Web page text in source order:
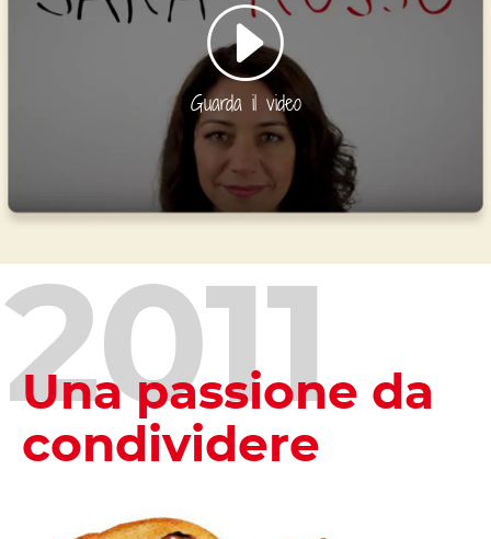
Guarda il video
2011
Una passione da
condividere